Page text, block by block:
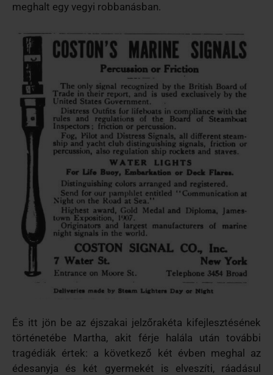
meghalt egy vegyi robbanásban.
És itt jön be az éjszakai jelzőrakéta kifejlesztésének
történetébe Martha, akit férje halála után további
tragédiák értek: a következő két évben meghal az
édesanyja és két gyermekét is elveszíti, ráadásul